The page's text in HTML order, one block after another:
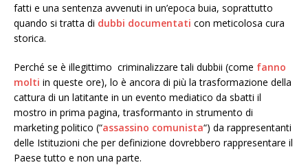
fatti e una sentenza avvenuti in un’epoca buia, soprattutto
quando si tratta di dubbi documentati con meticolosa cura
storica.
Perché se è illegittimo criminalizzare tali dubbii (come fanno
molti in queste ore), lo è ancora di più la trasformazione della
cattura di un latitante in un evento mediatico da sbatti il
mostro in prima pagina, trasformanto in strumento di
marketing politico (“assassino comunista“) da rappresentanti
delle Istituzioni che per definizione dovrebbero rappresentare il
Paese tutto e non una parte.